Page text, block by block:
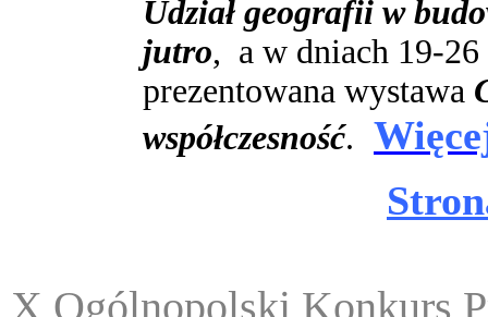
Udział geografii w
jutro, a w dniach 19-26
prezentowana wystawa
współczesność.
X Ogólnopolski Konkurs